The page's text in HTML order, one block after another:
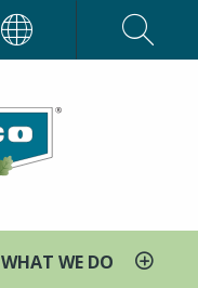
WHAT WE DO